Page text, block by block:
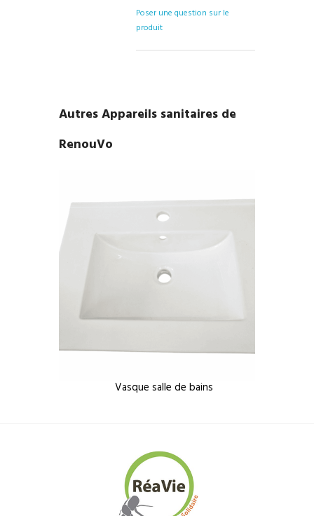
Poser une question sur le
produit
Autres Appareils sanitaires de
RenouVo
Vasque salle de bains